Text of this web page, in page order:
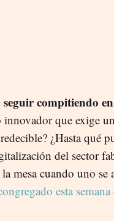
compitiendo
que exige
¿Hasta qué
del sector
mesa cuando uno
esta